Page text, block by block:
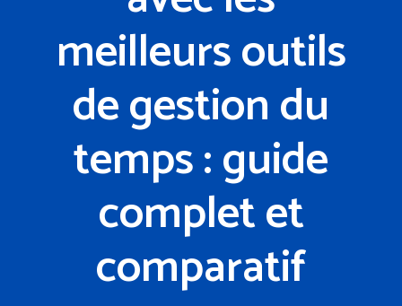
meilleurs outils
de gestion du
temps : guide
complet et
comparatif